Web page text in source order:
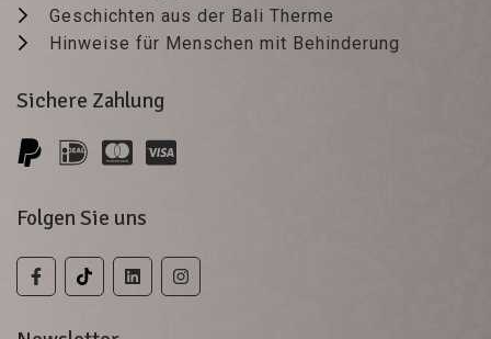
Geschichten aus der Bali Therme
Hinweise für Menschen mit Behinderung
Sichere Zahlung
Folgen Sie uns